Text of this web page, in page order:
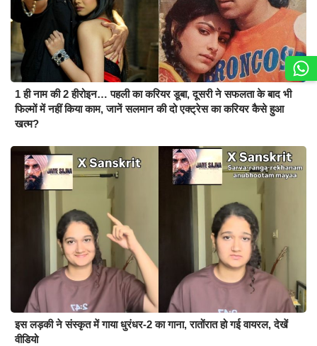
1 ही नाम की 2 हीरोइन… पहली का करियर डूबा, दूसरी ने सफलता के बाद भी
फिल्मों में नहीं किया काम, जानें सलमान की दो एक्ट्रेस का करियर कैसे हुआ
खत्म?
इस लड़की ने संस्कृत में गाया धुरंधर-2 का गाना, रातोंरात हो गई वायरल, देखें
वीडियो